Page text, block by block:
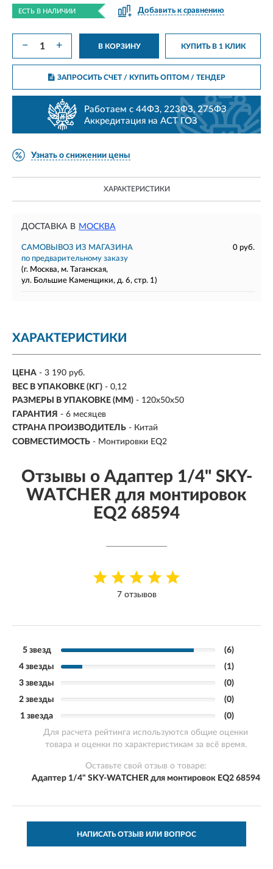
ЕСТЬ В НАЛИЧИИ Добавить к сравнению
− + В КОРЗИНУ КУПИТЬ В 1 КЛИК
ЗАПРОСИТЬ СЧЕТ / КУПИТЬ ОПТОМ/ ТЕНДЕР
Работаем с 44ФЗ, 223ФЗ, 275ФЗ
Аккредитация на АСТ ГОЗ
Узнать о снижении цены
ХАРАКТЕРИСТИКИ
ДОСТАВКА В МОСКВА
САМОВЫВОЗ ИЗ МАГАЗИНА
0 руб.
по предварительному заказу
(г. Москва, м. Таганская,
ул. Большие Каменщики, д. 6, стр. 1)
ХАРАКТЕРИСТИКИ
ЦЕНА - 3 190 руб.
ВЕС В УПАКОВКЕ (КГ) - 0,12
РАЗМЕРЫ В УПАКОВКЕ (ММ) - 120х50х50
ГАРАНТИЯ - 6 месяцев
СТРАНА ПРОИЗВОДИТЕЛЬ - Китай
СОВМЕСТИМОСТЬ - Монтировки EQ2
Отзывы о Адаптер 1/4" SKY-
WATCHER для монтировок
EQ2 68594
7 отзывов
5 звезд
(6)
4 звезды
(1)
3 звезды
(0)
2 звезды
(0)
1 звезда
(0)
Для расчета рейтинга используются общие оценки
товара и оценки по характеристикам за всё время.
Оставьте свой отзыв о товаре:
Адаптер 1/4" SKY-WATCHER для монтировок EQ2 68594
НАПИСАТЬ ОТЗЫВ ИЛИ ВОПРОС